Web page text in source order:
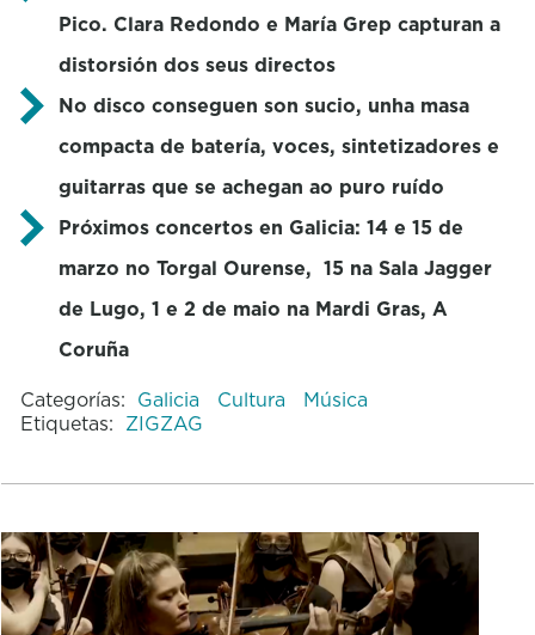
Pico. Clara Redondo e María Grep capturan a
distorsión dos seus directos
No disco conseguen son sucio, unha masa
compacta de batería, voces, sintetizadores e
guitarras que se achegan ao puro ruído
Próximos concertos en Galicia: 14 e 15 de
marzo no Torgal Ourense, 15 na Sala Jagger
de Lugo, 1 e 2 de maio na Mardi Gras, A
Coruña
Categorías: Galicia Cultura
Música
Etiquetas: ZIGZAG